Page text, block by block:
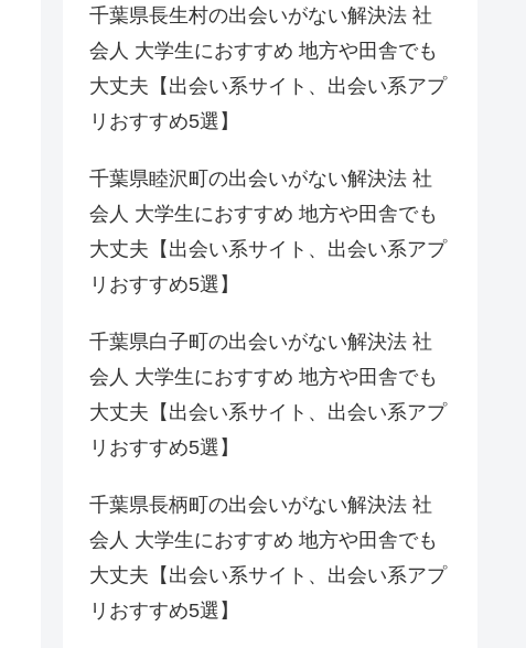
千葉県長生村の出会いがない解決法 社
会人 大学生におすすめ 地方や田舎でも
大丈夫【出会い系サイト、出会い系アプ
リおすすめ5選】
千葉県睦沢町の出会いがない解決法 社
会人 大学生におすすめ 地方や田舎でも
大丈夫【出会い系サイト、出会い系アプ
リおすすめ5選】
千葉県白子町の出会いがない解決法 社
会人 大学生におすすめ 地方や田舎でも
大丈夫【出会い系サイト、出会い系アプ
リおすすめ5選】
千葉県長柄町の出会いがない解決法 社
会人 大学生におすすめ 地方や田舎でも
大丈夫【出会い系サイト、出会い系アプ
リおすすめ5選】